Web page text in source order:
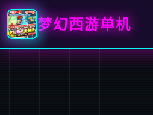
梦幻西游单机